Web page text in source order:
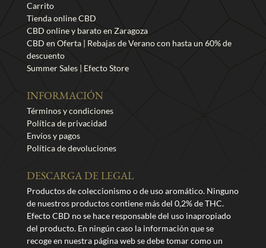
Carrito
Tienda online CBD
CBD online y barato en Zaragoza
CBD en Oferta | Rebajas de Verano con hasta un 60% de
descuento
Summer Sales | Efecto Store
INFORMACIÓN
Términos y condiciones
Política de privacidad
Envíos y pagos
Política de devoluciones
DESCARGA DE LEGAL
Productos de coleccionismo o de uso aromático. Ninguno
de nuestros productos contiene más del 0,2% de THC.
Efecto CBD no se hace responsable del uso inapropiado
del producto. En ningún caso la información que se
recoge en nuestra página web se debe tomar como un